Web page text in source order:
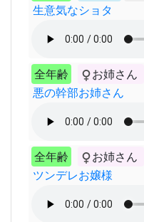
生意気なショタ
全年齢 お姉さん
悪の幹部お姉さん
全年齢 お姉さん
ツンデレお嬢様